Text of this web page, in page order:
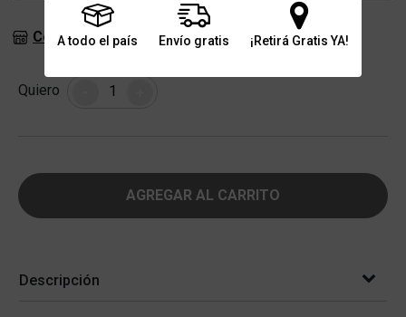
A todo el país Envío gratis ¡Retirá Gratis YA!
Consultar stock en sucursales
Quiero Cantidad
AGREGAR AL CARRITO
Descripción